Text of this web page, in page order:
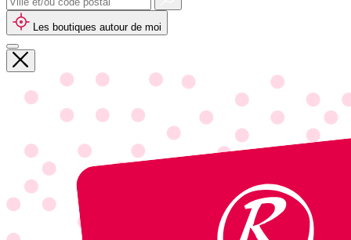
Les boutiques autour de moi